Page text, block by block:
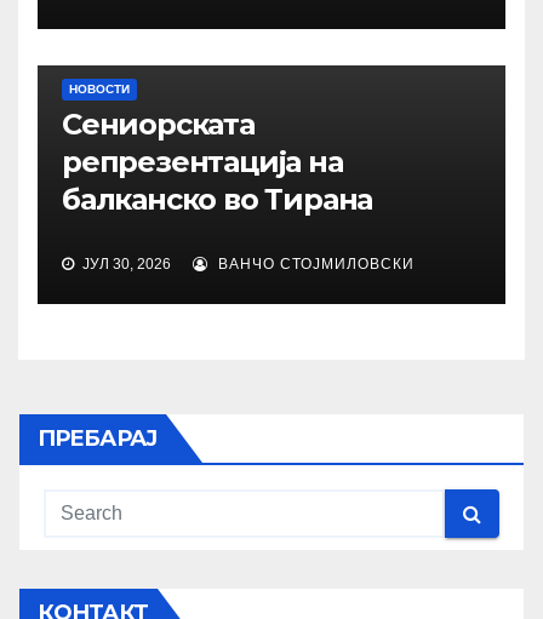
НОВОСТИ
Сениорската
репрезентација на
балканско во Тирана
ЈУЛ 30, 2026 ВАНЧО СТОЈМИЛОВСКИ
ПРЕБАРАЈ
КОНТАКТ